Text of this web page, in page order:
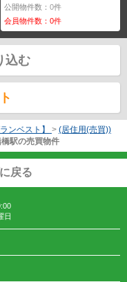
公開物件数：0件
会員物件数：0件
込む
ンベスト】 > (居住用(売買))
駅の売買物件
戻る
日